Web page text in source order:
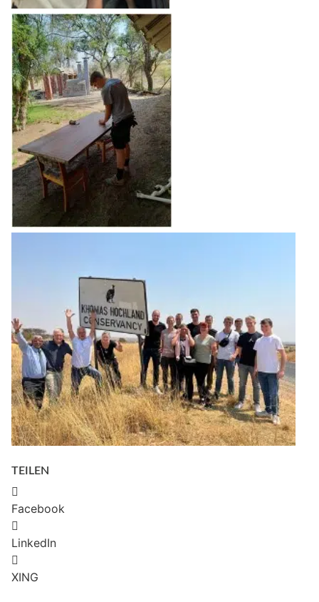
TEILEN
Facebook
LinkedIn
XING